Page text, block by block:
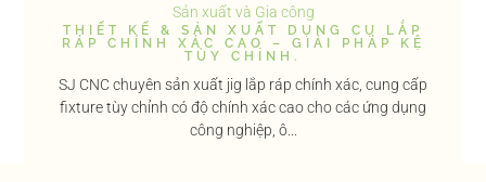
Sản xuất và Gia công
THIẾT KẾ & SẢN XUẤT DỤNG CỤ LẮP
RÁP CHÍNH XÁC CAO – GIẢI PHÁP KỆ
TÙY CHỈNH.
SJ CNC chuyên sản xuất jig lắp ráp chính xác, cung cấp
fixture tùy chỉnh có độ chính xác cao cho các ứng dụng
công nghiệp, ô...